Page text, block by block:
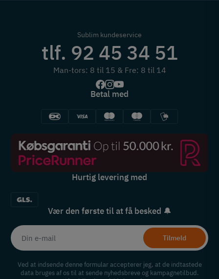
Sublim kundeservice
tlf. 92 45 34 51
Man-tors: 8 til 15 & Fre: 8 til 14
Betal med
Hurtig levering med
Vær den første til at få besked 🔔
Tilmeld
Ved at indsende denne formular accepterer jeg, at de indtastede
data bruges af os til at sende nyhedsbreve og kampagnetilbud.